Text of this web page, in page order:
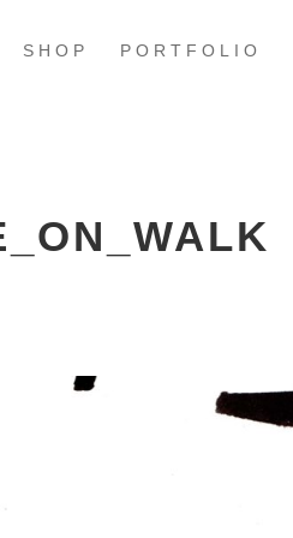
SHOP PORTFOLIO